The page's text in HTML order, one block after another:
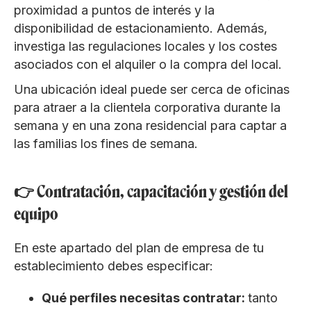
proximidad a puntos de interés y la
disponibilidad de estacionamiento. Además,
investiga las regulaciones locales y los costes
asociados con el alquiler o la compra del local.
Una ubicación ideal puede ser cerca de oficinas
para atraer a la clientela corporativa durante la
semana y en una zona residencial para captar a
las familias los fines de semana.
👉 Contratación, capacitación y gestión del
equipo
En este apartado del plan de empresa de tu
establecimiento debes especificar:
Qué perfiles necesitas contratar: tanto